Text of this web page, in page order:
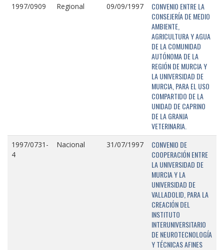
1997/0909 Regional 09/09/1997
CONVENIO ENTRE LA
CONSEJERÍA DE MEDIO
AMBIENTE,
AGRICULTURA Y AGUA
DE LA COMUNIDAD
AUTÓNOMA DE LA
REGIÓN DE MURCIA Y
LA UNIVERSIDAD DE
MURCIA, PARA EL USO
COMPARTIDO DE LA
UNIDAD DE CAPRINO
DE LA GRANJA
VETERINARIA.
1997/0731-
4
Nacional 31/07/1997
CONVENIO DE
COOPERACIÓN ENTRE
LA UNIVERSIDAD DE
MURCIA Y LA
UNIVERSIDAD DE
VALLADOLID, PARA LA
CREACIÓN DEL
INSTITUTO
INTERUNIVERSITARIO
DE NEUROTECNOLOGÍA
Y TÉCNICAS AFINES